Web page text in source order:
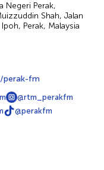
Negeri Perak,
Shah, Jalan
Perak, Malaysia
perak-fm
@rtm_perakfm
@perakfm